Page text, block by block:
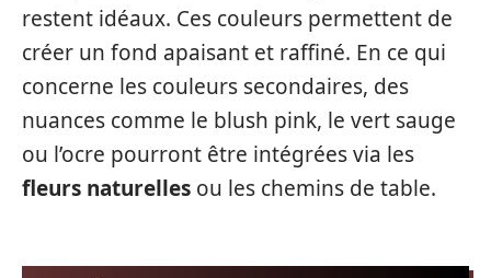
restent idéaux. Ces couleurs permettent de
créer un fond apaisant et raffiné. En ce qui
concerne les couleurs secondaires, des
nuances comme le blush pink, le vert sauge
ou l’ocre pourront être intégrées via les
fleurs naturelles ou les chemins de table.